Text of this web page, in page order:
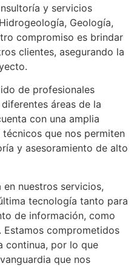
y servicios
Geología,
compromiso es brindar
clientes, asegurando la
de profesionales
áreas de la
con una amplia
que nos permiten
y asesoramiento de alto
nuestros servicios,
tecnología tanto para
de información, como
comprometidos
continua, por lo que
que nos